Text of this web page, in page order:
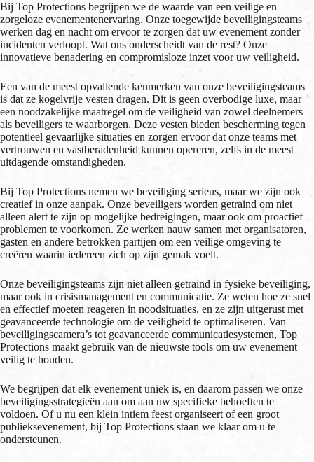
Bij Top Protections begrijpen we de waarde van een veilige en
zorgeloze evenementenervaring. Onze toegewijde beveiligingsteams
werken dag en nacht om ervoor te zorgen dat uw evenement zonder
incidenten verloopt. Wat ons onderscheidt van de rest? Onze
innovatieve benadering en compromisloze inzet voor uw veiligheid.
Een van de meest opvallende kenmerken van onze beveiligingsteams
is dat ze kogelvrije vesten dragen. Dit is geen overbodige luxe, maar
een noodzakelijke maatregel om de veiligheid van zowel deelnemers
als beveiligers te waarborgen. Deze vesten bieden bescherming tegen
potentieel gevaarlijke situaties en zorgen ervoor dat onze teams met
vertrouwen en vastberadenheid kunnen opereren, zelfs in de meest
uitdagende omstandigheden.
Bij Top Protections nemen we beveiliging serieus, maar we zijn ook
creatief in onze aanpak. Onze beveiligers worden getraind om niet
alleen alert te zijn op mogelijke bedreigingen, maar ook om proactief
problemen te voorkomen. Ze werken nauw samen met organisatoren,
gasten en andere betrokken partijen om een veilige omgeving te
creëren waarin iedereen zich op zijn gemak voelt.
Onze beveiligingsteams zijn niet alleen getraind in fysieke beveiliging,
maar ook in crisismanagement en communicatie. Ze weten hoe ze snel
en effectief moeten reageren in noodsituaties, en ze zijn uitgerust met
geavanceerde technologie om de veiligheid te optimaliseren. Van
beveiligingscamera’s tot geavanceerde communicatiesystemen, Top
Protections maakt gebruik van de nieuwste tools om uw evenement
veilig te houden.
We begrijpen dat elk evenement uniek is, en daarom passen we onze
beveiligingsstrategieën aan om aan uw specifieke behoeften te
voldoen. Of u nu een klein intiem feest organiseert of een groot
publieksevenement, bij Top Protections staan we klaar om u te
ondersteunen.